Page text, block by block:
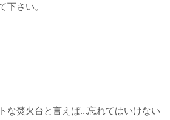
下さい。
な焚火台と言えば…忘れてはいけない